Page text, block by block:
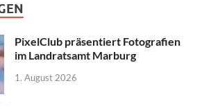
PixelClub präsentiert Fotografien
im Landratsamt Marburg
1. August 2026